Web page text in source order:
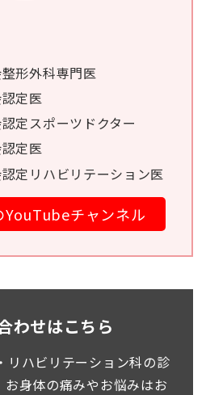
形外科専門医
定医
定スポーツドクター
定医
定リハビリテーション医
YouTubeチャンネル
わせはこちら
リハビリテーション科の診
お身体の痛みやお悩みはお